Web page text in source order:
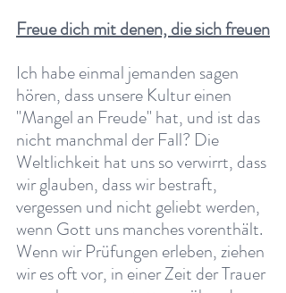
Freue dich mit denen, die sich freuen
Ich habe einmal jemanden sagen
hören, dass unsere Kultur einen
"Mangel an Freude" hat, und ist das
nicht manchmal der Fall? Die
Weltlichkeit hat uns so verwirrt, dass
wir glauben, dass wir bestraft,
vergessen und nicht geliebt werden,
wenn Gott uns manches vorenthält.
Wenn wir Prüfungen erleben, ziehen
wir es oft vor, in einer Zeit der Trauer